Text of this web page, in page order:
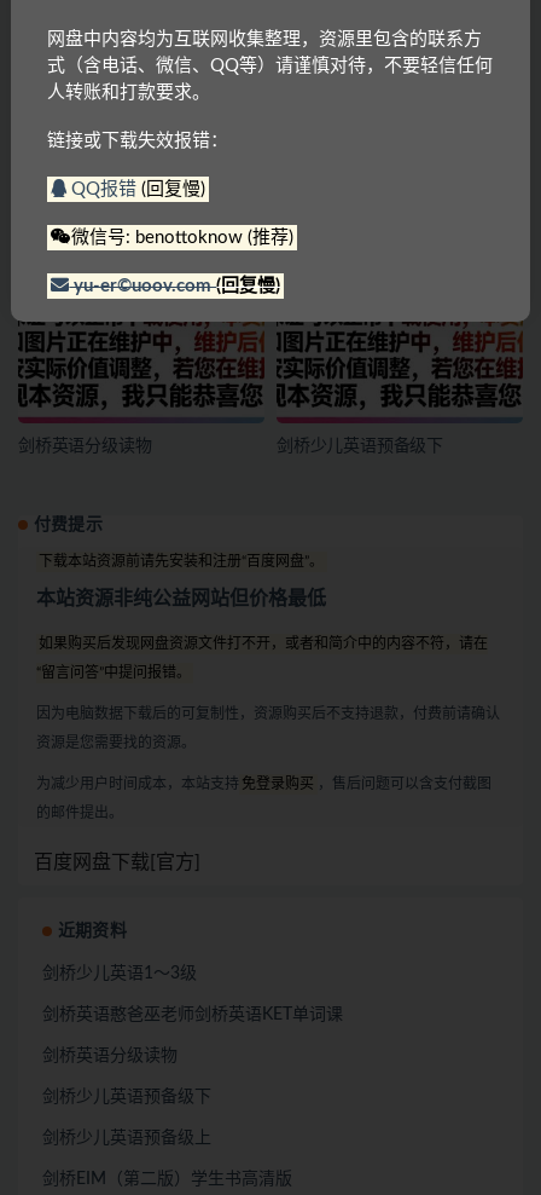
单词课
剑桥英语分级读物 剑桥少儿英语预备级下
付费提示
下载本站资源前请先安装和注册“百度网盘”。
本站资源非纯公益网站但价格最低
如果购买后发现网盘资源文件打不开，或者和简介中的内容不符，请在
“留言问答”中提问报错。
因为电脑数据下载后的可复制性，资源购买后不支持退款，付费前请确认
资源是您需要找的资源。
为减少用户时间成本，本站支持 免登录购买 ，售后问题可以含支付截图
的邮件提出。
百度网盘下载[官方]
近期资料
剑桥少儿英语1～3级
剑桥英语憨爸巫老师剑桥英语KET单词课
剑桥英语分级读物
剑桥少儿英语预备级下
剑桥少儿英语预备级上
剑桥EIM（第二版）学生书高清版
网盘中内容均为互联网收集整理，资源里包含的联系方
式（含电话、微信、QQ等）请谨慎对待，不要轻信任何
人转账和打款要求。
链接或下载失效报错：
QQ报错(回复慢)
微信号: benottoknow (推荐)
yu-er©uoov.com(回复慢)